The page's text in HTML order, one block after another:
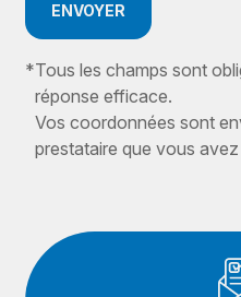
ENVOYER
*Tous les champs sont
réponse efficace.
Vos coordonnées sont
prestataire que vous